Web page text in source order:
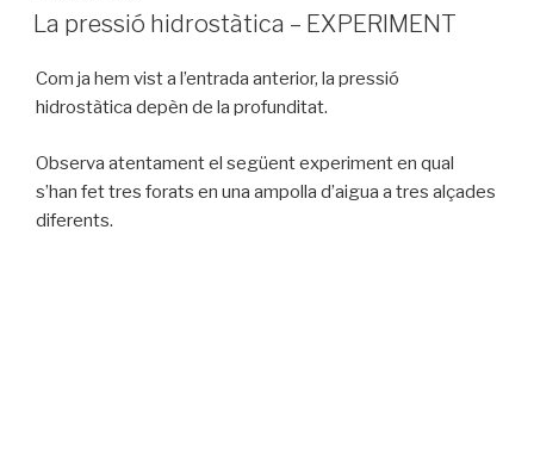
A
La pressió hidrostàtica – EXPERIMENT
Com ja hem vist a l’entrada anterior, la pressió
hidrostàtica depèn de la profunditat.
Observa atentament el següent experiment en qual
s’han fet tres forats en una ampolla d’aigua a tres alçades
diferents.